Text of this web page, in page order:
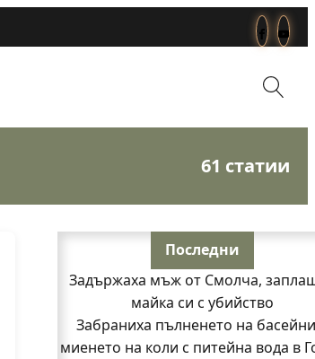
61 статии
Последни
Задържаха мъж от Смолча,
майка си с убийство
Забраниха пълненето на
миенето на коли с питейна вода в